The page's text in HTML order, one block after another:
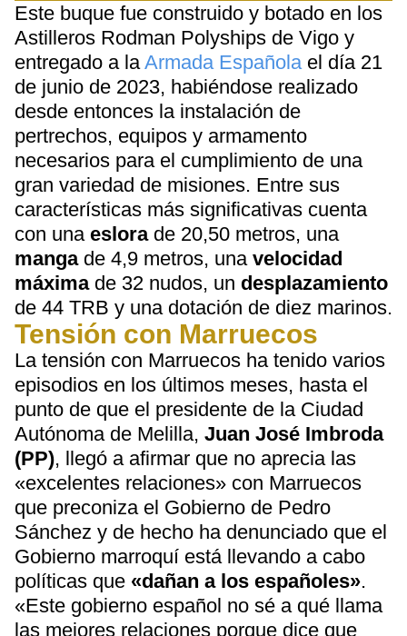
Este buque fue construido y botado en los
Astilleros Rodman Polyships de Vigo y
entregado a la Armada Española el día 21
de junio de 2023, habiéndose realizado
desde entonces la instalación de
pertrechos, equipos y armamento
necesarios para el cumplimiento de una
gran variedad de misiones. Entre sus
características más significativas cuenta
con una eslorade 20,50 metros, una
mangade 4,9 metros, una velocidad
máximade 32 nudos, un desplazamiento
de 44 TRB y una dotación de diez marinos.
Tensión con Marruecos
La tensión con Marruecos ha tenido varios
episodios en los últimos meses, hasta el
punto de que el presidente de la Ciudad
Autónoma de Melilla, Juan José Imbroda
(PP), llegó a afirmar que no aprecia las
«excelentes relaciones» con Marruecos
que preconiza el Gobierno de Pedro
Sánchez y de hecho ha denunciado que el
Gobierno marroquí está llevando a cabo
políticas que «dañan a los españoles».
«Este gobierno español no sé a qué llama
las mejores relaciones porque dice que